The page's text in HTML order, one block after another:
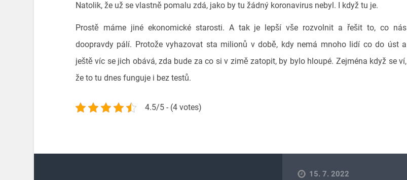
Natolik, že už se vlastně pomalu zdá, jako by tu žádný koronavirus nebyl. I když tu je.
Prostě máme jiné ekonomické starosti. A tak je lepší vše rozvolnit a řešit to, co nás
doopravdy pálí. Protože vyhazovat sta milionů v době, kdy nemá mnoho lidí co do úst a
ještě víc se jich obává, zda bude za co si v zimě zatopit, by bylo hloupé. Zejména když se ví,
že to tu dnes funguje i bez testů.
4.5/5 - (4 votes)
15. 7. 2022